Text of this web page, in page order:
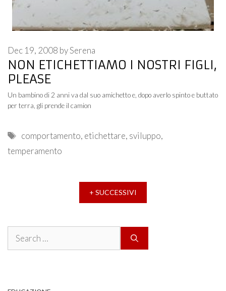
NON ETICHETTIAMO I NOSTRI FIGLI,
PLEASE
Dec 19, 2008 bySerena
Un bambino di 2 anni va dal suo amichetto e, dopo averlo spinto e buttato
per terra, gli prende il camion
Tags
comportamento, etichettare, sviluppo,
temperamento
+ SUCCESSIVI
Search